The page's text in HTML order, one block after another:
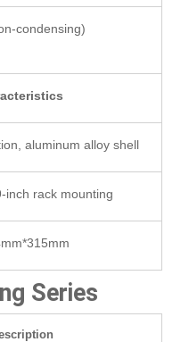
condensing)
aluminum alloy shell
inch rack mounting
Series